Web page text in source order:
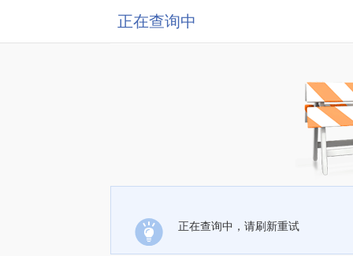
正在查询中
正在查询中，请刷新重试